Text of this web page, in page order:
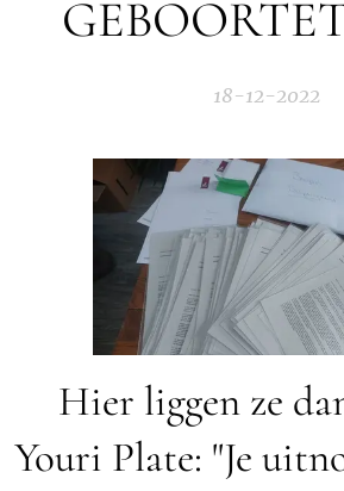
18-12-2022
Hier liggen ze
Youri Plate: "Je